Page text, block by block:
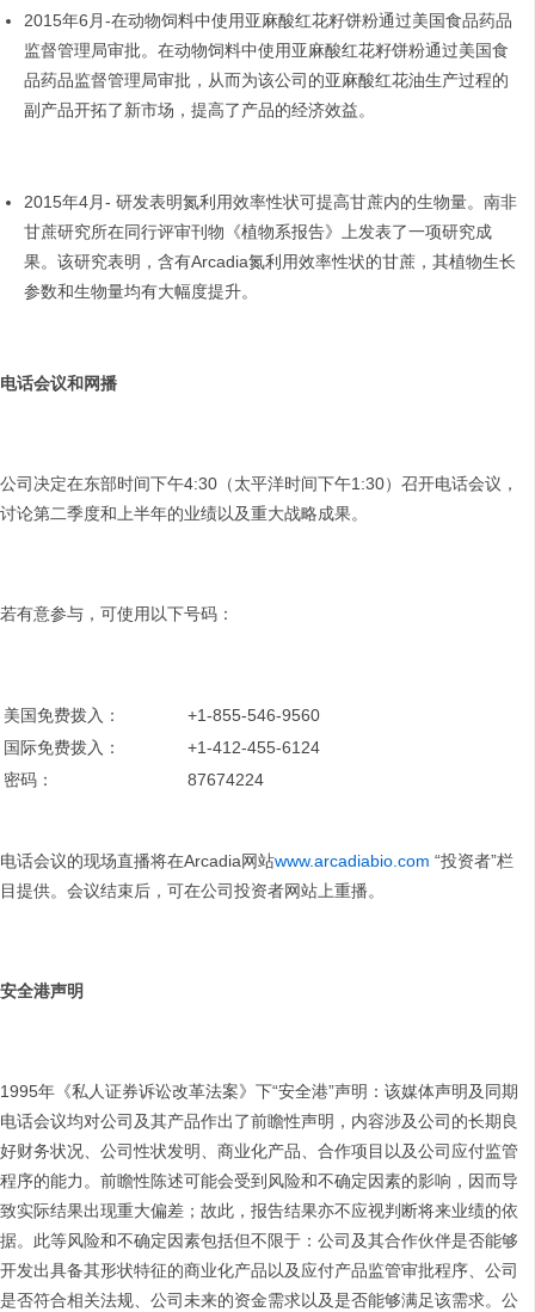
2015年6月-在动物饲料中使用亚麻酸红花籽饼粉通过美国食品药品
监督管理局审批。在动物饲料中使用亚麻酸红花籽饼粉通过美国食
品药品监督管理局审批，从而为该公司的亚麻酸红花油生产过程的
副产品开拓了新市场，提高了产品的经济效益。
2015年4月- 研发表明氮利用效率性状可提高甘蔗内的生物量。南非
甘蔗研究所在同行评审刊物《植物系报告》上发表了一项研究成
果。该研究表明，含有Arcadia氮利用效率性状的甘蔗，其植物生长
参数和生物量均有大幅度提升。
电话会议和网播
公司决定在东部时间下午4:30（太平洋时间下午1:30）召开电话会议，
讨论第二季度和上半年的业绩以及重大战略成果。
若有意参与，可使用以下号码：
美国免费拨入：
+1-855-546-9560
国际免费拨入：
+1-412-455-6124
密码：
87674224
电话会议的现场直播将在Arcadia网站www.arcadiabio.com “投资者”栏
目提供。会议结束后，可在公司投资者网站上重播。
安全港声明
1995年《私人证券诉讼改革法案》下“安全港”声明：该媒体声明及同期
电话会议均对公司及其产品作出了前瞻性声明，内容涉及公司的长期良
好财务状况、公司性状发明、商业化产品、合作项目以及公司应付监管
程序的能力。前瞻性陈述可能会受到风险和不确定因素的影响，因而导
致实际结果出现重大偏差；故此，报告结果亦不应视判断将来业绩的依
据。此等风险和不确定因素包括但不限于：公司及其合作伙伴是否能够
开发出具备其形状特征的商业化产品以及应付产品监管审批程序、公司
是否符合相关法规、公司未来的资金需求以及是否能够满足该需求。公